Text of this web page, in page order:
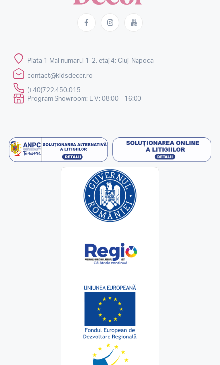
Piata 1 Mai numarul 1-2, etaj 4; Cluj-Napoca
contact@kidsdecor.ro
(+40)722.450.015
Program Showroom: L-V: 08:00 - 16:00